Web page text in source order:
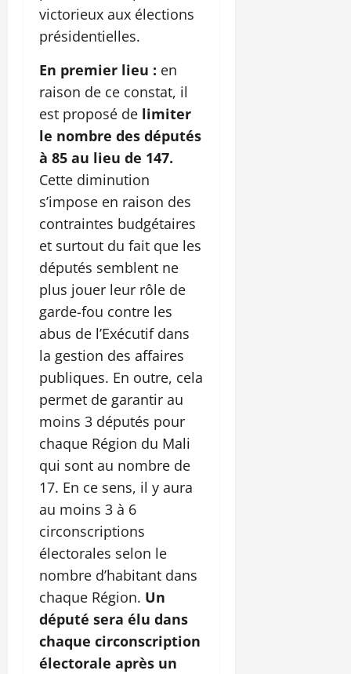
victorieux aux élections
présidentielles.
En premier lieu : en
raison de ce constat, il
est proposé de limiter
le nombre des députés
à 85 au lieu de 147.
Cette diminution
s’impose en raison des
contraintes budgétaires
et surtout du fait que les
députés semblent ne
plus jouer leur rôle de
garde-fou contre les
abus de l’Exécutif dans
la gestion des affaires
publiques. En outre, cela
permet de garantir au
moins 3 députés pour
chaque Région du Mali
qui sont au nombre de
17. En ce sens, il y aura
au moins 3 à 6
circonscriptions
électorales selon le
nombre d’habitant dans
chaque Région. Un
député sera élu dans
chaque circonscription
électorale après un